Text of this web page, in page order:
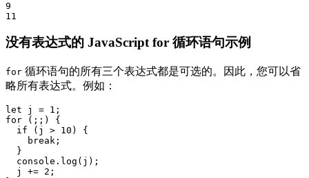
9
11
没有表达式的 JavaScript for 循环语句示例
for 循环语句的所有三个表达式都是可选的。因此，您可以省
略所有表达式。例如：
let j = 1;
for (;;) {
  if (j > 10) {
    break;
  }
  console.log(j);
  j += 2;